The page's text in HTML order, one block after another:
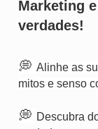
Marketing
verdades!
💭 Alinhe as
mitos e senso
💭 Descubra